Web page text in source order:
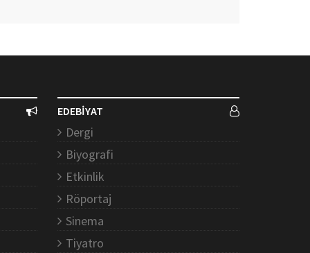
EDEBİYAT
Dergi
Biyografi
Etkinlik
Röportaj
Sinema
Tiyatro